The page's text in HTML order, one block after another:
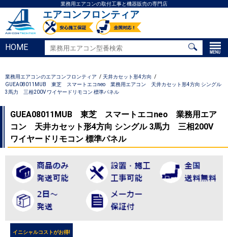
業務用エアコンの取付工事と機器販売の専門店
エアコンフロンティア
HOME
業務用エアコンのエアコンフロンティア
天井カセット形4方向
GUEA08011MUB 東芝 スマートエコneo 業務用エアコン 天井カセット形4方向 シングル
3馬力 三相200V ワイヤードリモコン 標準パネル
GUEA08011MUB 東芝 スマートエコneo 業務用エア
コン 天井カセット形4方向 シングル 3馬力 三相200V
ワイヤードリモコン 標準パネル
イニシャルコストがお得!